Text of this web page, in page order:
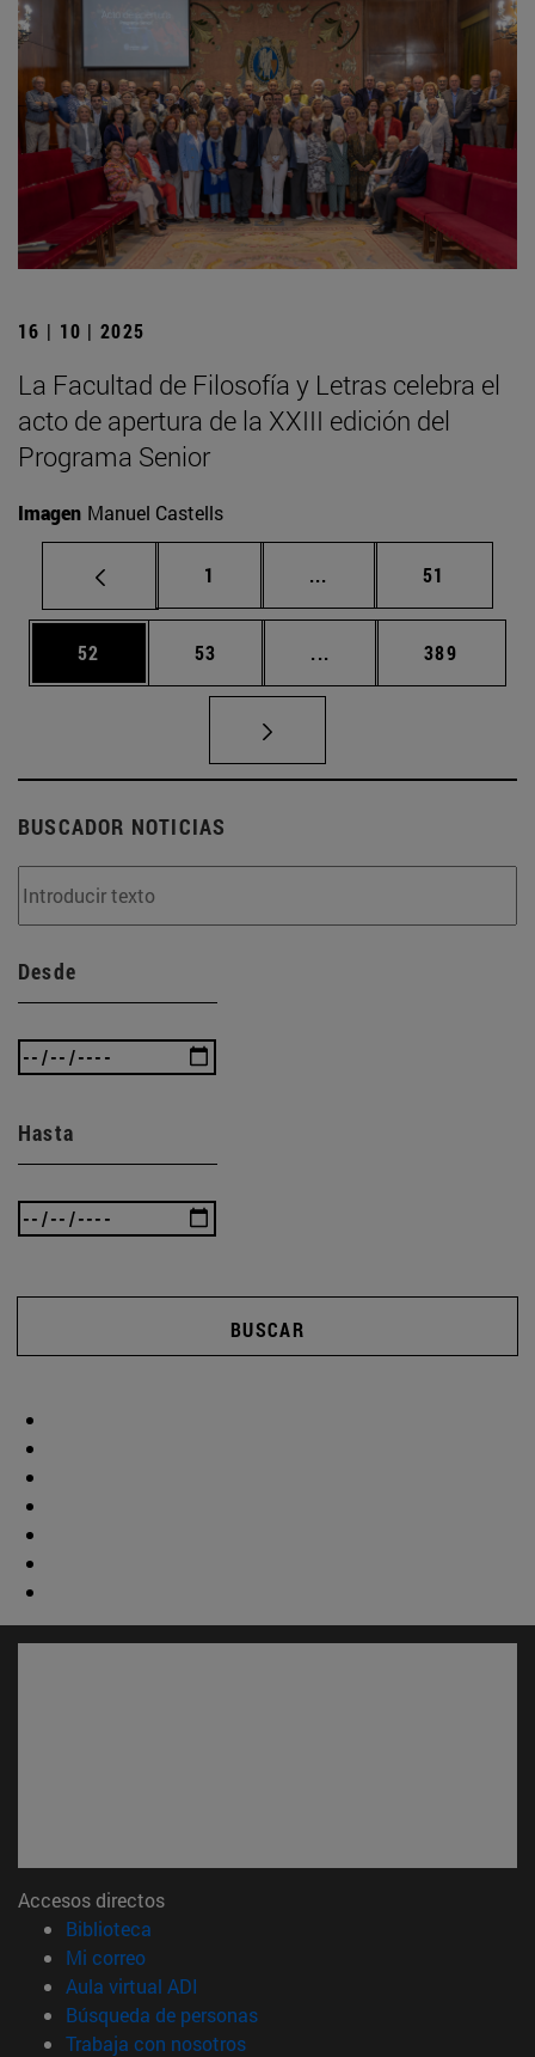
16 | 10 | 2025
La Facultad de Filosofía y Letras celebra el
acto de apertura de la XXIII edición del
Programa Senior
Imagen Manuel Castells
Página
1 ... Páginas intermedias
Página
51
Página
52 Página
53 ... Páginas intermedias
Página
389
BUSCADOR NOTICIAS
Desde
Hasta
BUSCAR
Accesos directos
Biblioteca
Mi correo(abre en nueva ventana)
Aula virtual ADI
Búsqueda de personas(abre en nueva ventana)
Trabaja con nosotros(abre en nueva ventana)